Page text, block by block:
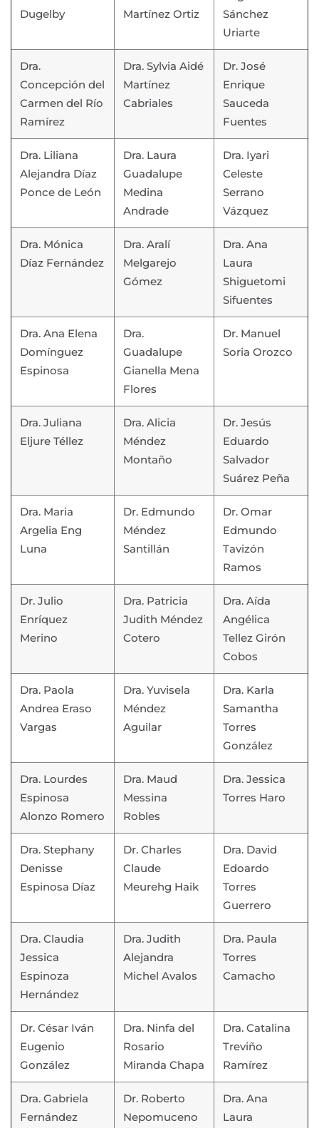
Dugelby
Martínez Ortiz
Sánchez
Uriarte
Dra.
Concepción del
Carmen del Río
Ramírez
Dra. Sylvia Aidé
Martínez
Cabriales
Dr. José
Enrique
Sauceda
Fuentes
Dra. Liliana
Alejandra Díaz
Ponce de León
Dra. Laura
Guadalupe
Medina
Andrade
Dra. Iyari
Celeste
Serrano
Vázquez
Dra. Mónica
Díaz Fernández
Dra. Aralí
Melgarejo
Gómez
Dra. Ana
Laura
Shiguetomi
Sifuentes
Dra. Ana Elena
Domínguez
Espinosa
Dra.
Guadalupe
Gianella Mena
Flores
Dr. Manuel
Soria Orozco
Dra. Juliana
Eljure Téllez
Dra. Alicia
Méndez
Montaño
Dr. Jesús
Eduardo
Salvador
Suárez Peña
Dra. Maria
Argelia Eng
Luna
Dr. Edmundo
Méndez
Santillán
Dr. Omar
Edmundo
Tavizón
Ramos
Dr. Julio
Enríquez
Merino
Dra. Patricia
Judith Méndez
Cotero
Dra. Aída
Angélica
Tellez Girón
Cobos
Dra. Paola
Andrea Eraso
Vargas
Dra. Yuvisela
Méndez
Aguilar
Dra. Karla
Samantha
Torres
González
Dra. Lourdes
Espinosa
Alonzo Romero
Dra. Maud
Messina
Robles
Dra. Jessica
Torres Haro
Dra. Stephany
Denisse
Espinosa Díaz
Dr. Charles
Claude
Meurehg Haik
Dra. David
Edoardo
Torres
Guerrero
Dra. Claudia
Jessica
Espinoza
Hernández
Dra. Judith
Alejandra
Michel Avalos
Dra. Paula
Torres
Camacho
Dr. César Iván
Eugenio
González
Dra. Ninfa del
Rosario
Miranda Chapa
Dra. Catalina
Treviño
Ramírez
Dra. Gabriela
Fernández
Dr. Roberto
Nepomuceno
Dra. Ana
Laura